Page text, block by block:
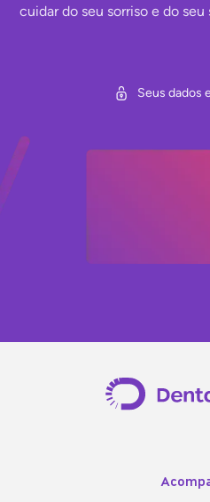
cuidar do seu sorriso e do seu
Seus dados